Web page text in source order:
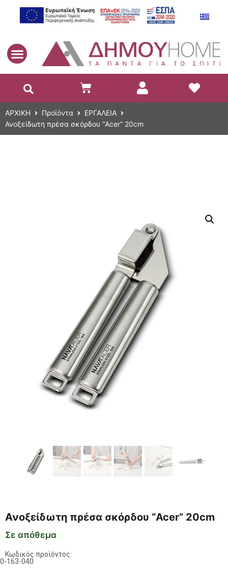
ΑΡΧΙΚΗ Προϊόντα
ΕΡΓΑΛΕΙΑ
Ανοξείδωτη πρέσα σκόρδου “Acer” 20cm
Ανοξείδωτη πρέσα σκόρδου “Acer” 20cm
Σε απόθεμα
Κωδικός προϊόντος:
163-040